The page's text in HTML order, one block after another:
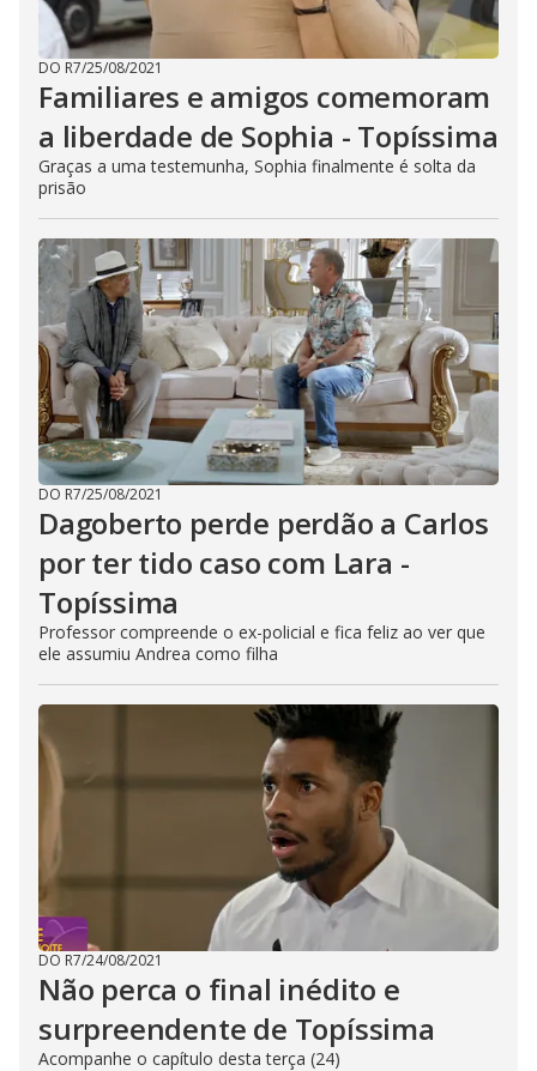
DO R7/25/08/2021
Familiares e amigos comemoram
a liberdade de Sophia - Topíssima
Graças a uma testemunha, Sophia finalmente é solta da
prisão
DO R7/25/08/2021
Dagoberto perde perdão a Carlos
por ter tido caso com Lara -
Topíssima
Professor compreende o ex-policial e fica feliz ao ver que
ele assumiu Andrea como filha
DO R7/24/08/2021
Não perca o final inédito e
surpreendente de Topíssima
Acompanhe o capítulo desta terça (24)